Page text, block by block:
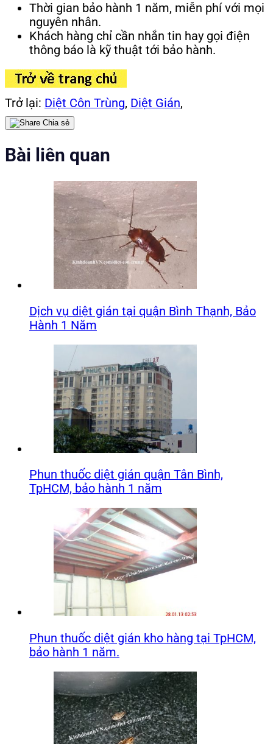
Thời gian bảo hành 1 năm, miễn phí với mọi
nguyên nhân.
Khách hàng chỉ cần nhắn tin hay gọi điện
thông báo là kỹ thuật tới bảo hành.
Trở lại: Diệt Côn Trùng, Diệt Gián,
Chia sẻ
Bài liên quan
Dịch vụ diệt gián tại quận Bình Thạnh, Bảo
Hành 1 Năm
Phun thuốc diệt gián quận Tân Bình,
TpHCM, bảo hành 1 năm
Phun thuốc diệt gián kho hàng tại TpHCM,
bảo hành 1 năm.